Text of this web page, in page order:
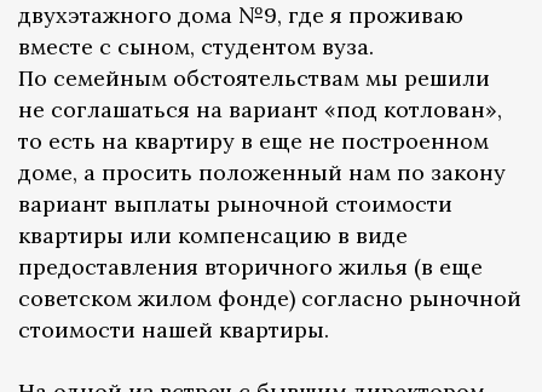
двухэтажного дома №9, где я проживаю
вместе с сыном, студентом вуза.
По семейным обстоятельствам мы решили
не соглашаться на вариант «под котлован»,
то есть на квартиру в еще не построенном
доме, а просить положенный нам по закону
вариант выплаты рыночной стоимости
квартиры или компенсацию в виде
предоставления вторичного жилья (в еще
советском жилом фонде) согласно рыночной
стоимости нашей квартиры.